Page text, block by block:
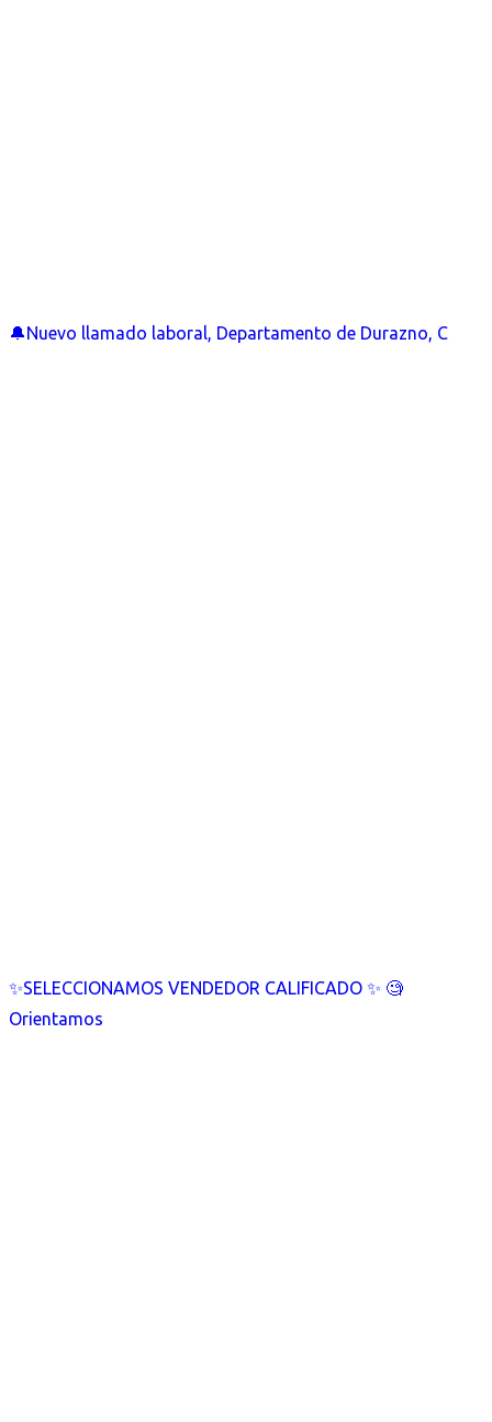
🔔Nuevo llamado laboral, Departamento de Durazno, C
✨SELECCIONAMOS VENDEDOR CALIFICADO ✨ 🧐
Orientamos